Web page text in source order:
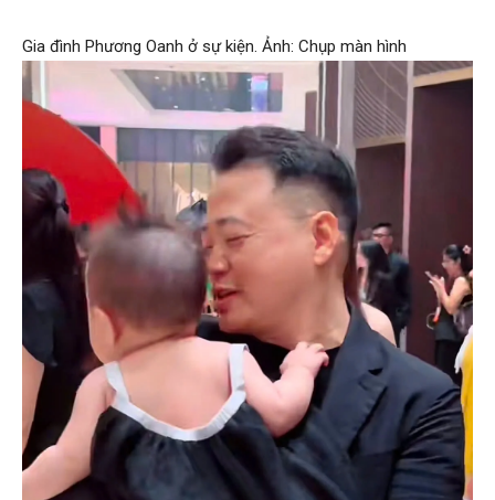
Gia đình Phương Oanh ở sự kiện. Ảnh: Chụp màn hình